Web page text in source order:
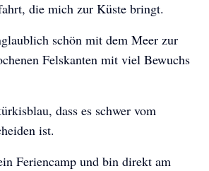
die mich zur Küste bringt.
schön mit dem Meer zur
Felskanten mit viel Bewuchs
dass es schwer vom
ist.
Feriencamp und bin direkt am